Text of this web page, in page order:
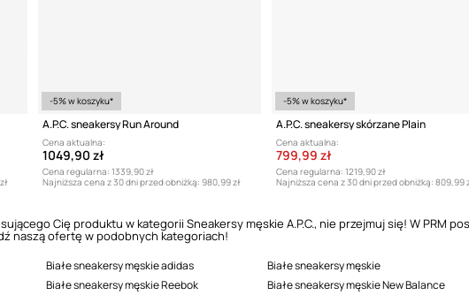
-5% w koszyku*
A.P.C. sneakersy Run Around
Cena aktualna:
1049,90 zł
Cena regularna: 1339,90 zł
Najniższa cena z 30 dni przed obniżką: 980,99 zł
-5% w koszyku*
A.P.C. sneakersy skórzane Plain
Cena aktualna:
799,99 zł
Cena regularna: 1219,90 zł
Najniższa cena z 30 dni przed obniżką: 809,99
Cię produktu w kategorii Sneakersy męskie A.P.C., nie przejmuj się! W PRM
naszą ofertę w podobnych kategoriach!
Białe sneakersy męskie adidas Białe sneakersy męskie
Białe sneakersy męskie Reebok Białe sneakersy męskie New Balance